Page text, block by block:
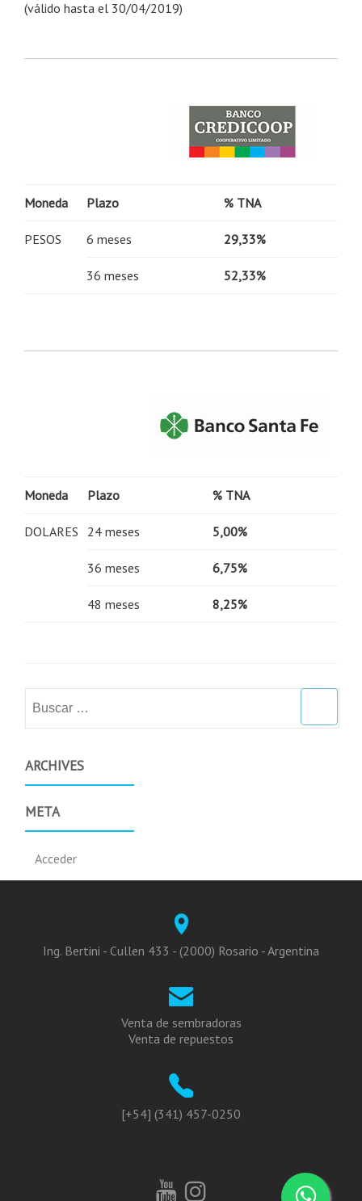
(válido hasta el 30/04/2019)
Moneda Plazo % TNA
PESOS 6 meses 29,33%
36 meses 52,33%
Moneda Plazo % TNA
DOLARES 24 meses 5,00%
36 meses 6,75%
48 meses 8,25%
ARCHIVES
META
Acceder
Ing. Bertini - Cullen 433 - (2000) Rosario - Argentina
Venta de sembradoras
Venta de repuestos
[+54] (341) 457-0250